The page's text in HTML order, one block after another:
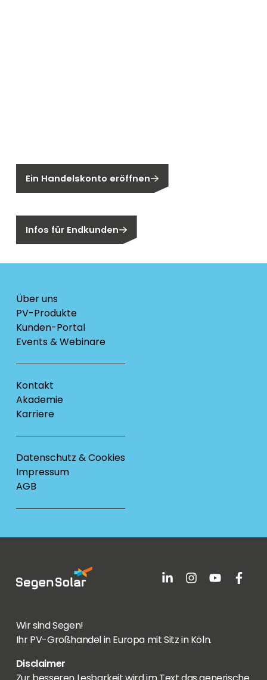
Ein Handelskonto eröffnen
Infos für Endkunden
Über uns
PV-Produkte
Kunden-Portal
Events & Webinare
Kontakt
Akademie
Karriere
Datenschutz & Cookies
Impressum
AGB
Wir sind Segen!
Ihr PV-Großhandel in Europa mit Sitz in Köln.
Disclaimer